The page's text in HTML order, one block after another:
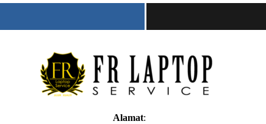
Alamat: